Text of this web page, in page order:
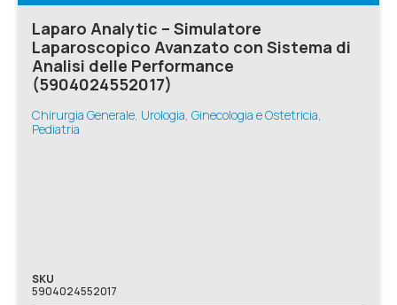
Laparo Analytic – Simulatore
Laparoscopico Avanzato con Sistema di
Analisi delle Performance
(5904024552017)
Chirurgia Generale, Urologia, Ginecologia e Ostetricia,
Pediatria
SKU
5904024552017